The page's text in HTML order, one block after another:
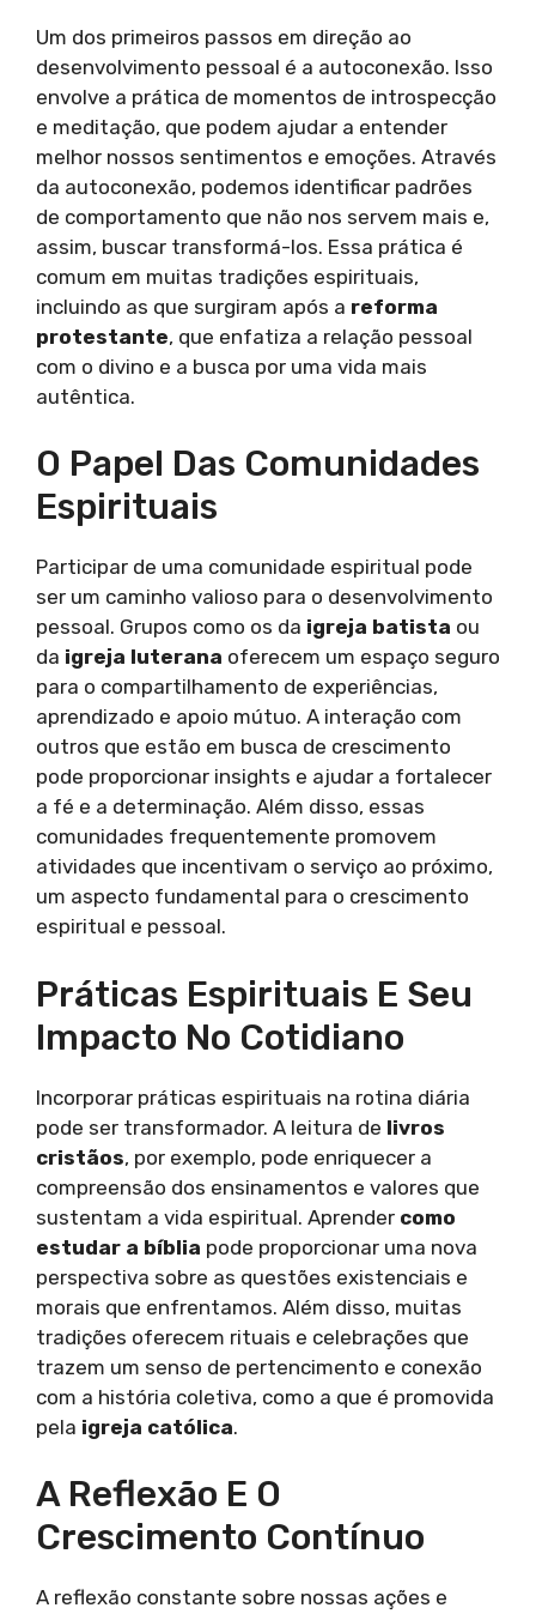
Um dos primeiros passos em direção ao
desenvolvimento pessoal é a autoconexão. Isso
envolve a prática de momentos de introspecção
e meditação, que podem ajudar a entender
melhor nossos sentimentos e emoções. Através
da autoconexão, podemos identificar padrões
de comportamento que não nos servem mais e,
assim, buscar transformá-los. Essa prática é
comum em muitas tradições espirituais,
incluindo as que surgiram após a reforma
protestante, que enfatiza a relação pessoal
com o divino e a busca por uma vida mais
autêntica.
O Papel Das Comunidades
Espirituais
Participar de uma comunidade espiritual pode
ser um caminho valioso para o desenvolvimento
pessoal. Grupos como os da igreja batista ou
da igreja luterana oferecem um espaço seguro
para o compartilhamento de experiências,
aprendizado e apoio mútuo. A interação com
outros que estão em busca de crescimento
pode proporcionar insights e ajudar a fortalecer
a fé e a determinação. Além disso, essas
comunidades frequentemente promovem
atividades que incentivam o serviço ao próximo,
um aspecto fundamental para o crescimento
espiritual e pessoal.
Práticas Espirituais E Seu
Impacto No Cotidiano
Incorporar práticas espirituais na rotina diária
pode ser transformador. A leitura de livros
cristãos, por exemplo, pode enriquecer a
compreensão dos ensinamentos e valores que
sustentam a vida espiritual. Aprender como
estudar a bíblia pode proporcionar uma nova
perspectiva sobre as questões existenciais e
morais que enfrentamos. Além disso, muitas
tradições oferecem rituais e celebrações que
trazem um senso de pertencimento e conexão
com a história coletiva, como a que é promovida
pela igreja católica.
A Reflexão E O
Crescimento Contínuo
A reflexão constante sobre nossas ações e